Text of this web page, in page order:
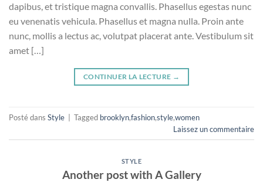
dapibus, et tristique magna convallis. Phasellus egestas nunc
eu venenatis vehicula. Phasellus et magna nulla. Proin ante
nunc, mollis a lectus ac, volutpat placerat ante. Vestibulum sit
amet […]
CONTINUER LA LECTURE →
Posté dans Style Tagged brooklyn,fashion,style,women
Laissez un commentaire
STYLE
Another post with A Gallery